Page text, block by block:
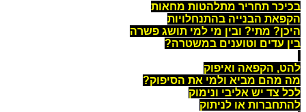
בכיכר תחריר מתלהטות מחאות
הקפאת הבנייה בהתנחלויות
היכן? מתי? ובין מי למי תושג פשרה
בין עדים וטוענים במשטרה?
להט, הקפאה ואיפוק
מה מהם מביא ולמי את הסיפוק?
לכל צד יש אליבי ונימוק
להתחברות או לניתוק